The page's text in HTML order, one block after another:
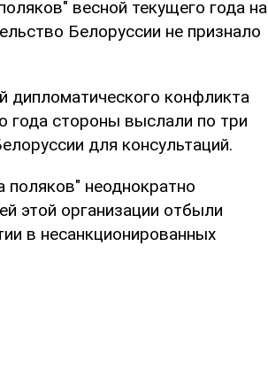
весной текущего года на
Белоруссии не признало
дипломатического конфликта
года стороны выслали по три
для консультаций.
поляков" неоднократно
этой организации отбыли
в несанкционированных